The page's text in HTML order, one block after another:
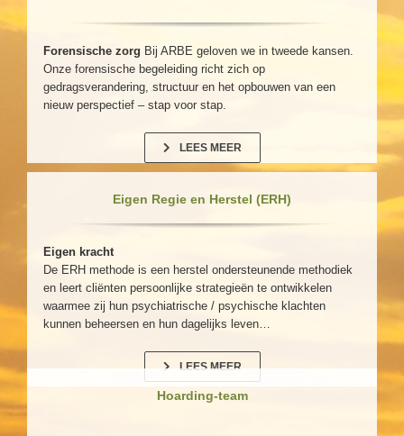
Forensische zorg Bij ARBE geloven we in tweede kansen.
Onze forensische begeleiding richt zich op
gedragsverandering, structuur en het opbouwen van een
nieuw perspectief – stap voor stap.
LEES MEER
Eigen Regie en Herstel (ERH)
Eigen kracht
De ERH methode is een herstel ondersteunende methodiek
en leert cliënten persoonlijke strategieën te ontwikkelen
waarmee zij hun psychiatrische / psychische klachten
kunnen beheersen en hun dagelijks leven…
LEES MEER
Hoarding-team